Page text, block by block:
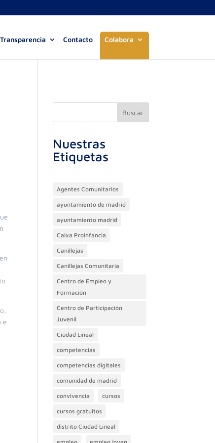
Transparencia Contacto Colabora
en
e
Buscar
Nuestras
Etiquetas
Agentes Comunitarios
ayuntamiento de madrid
ayuntamiento madrid
Caixa Proinfancia
Canillejas
Canillejas Comunitaria
Centro de Empleo y
Formación
Centro de Participación
Juvenil
Ciudad Lineal
competencias
competencias digitales
comunidad de madrid
convivencia cursos
cursos gratuitos
distrito Ciudad Lineal